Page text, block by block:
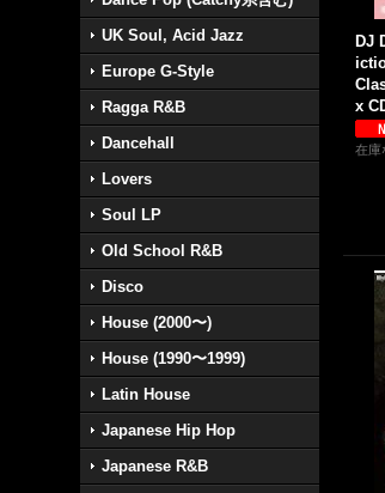
UK Soul, Acid Jazz
Europe G-Style
Ragga R&B
Dancehall
Lovers
Soul LP
Old School R&B
Disco
House (2000〜)
House (1990〜1999)
Latin House
Japanese Hip Hop
Japanese R&B
DJ
x
在庫